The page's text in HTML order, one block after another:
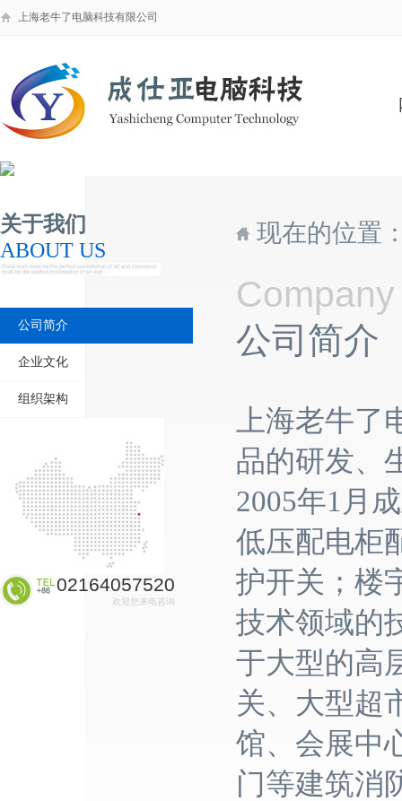
上海老牛了电脑科技有限公司
关于我们
ABOUT US
公司简介
企业文化
组织架构
02164057520
欢迎您来电咨询
现在的位置
公司简介
上海老牛
品的研发、
2005年1月
低压配电柜
护开关；楼
技术领域的
于大型的高
关、大型超
馆、会展中
门等建筑消